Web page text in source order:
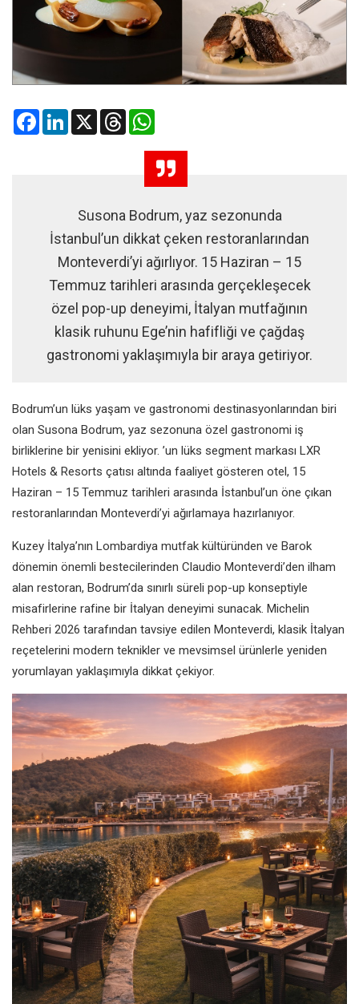
FacebookLinkedIn
X Threads
Susona Bodrum, yaz sezonunda
İstanbul’un dikkat çeken restoranlarından
Monteverdi’yi ağırlıyor. 15 Haziran – 15
Temmuz tarihleri arasında gerçekleşecek
özel pop-up deneyimi, İtalyan mutfağının
klasik ruhunu Ege’nin hafifliği ve çağdaş
gastronomi yaklaşımıyla bir araya getiriyor.
Bodrum’un lüks yaşam ve gastronomi destinasyonlarından biri
olan Susona Bodrum, yaz sezonuna özel gastronomi iş
birliklerine bir yenisini ekliyor. ’un lüks segment markası LXR
Hotels & Resorts çatısı altında faaliyet gösteren otel, 15
Haziran – 15 Temmuz tarihleri arasında İstanbul’un öne çıkan
restoranlarından Monteverdi’yi ağırlamaya hazırlanıyor.
Kuzey İtalya’nın Lombardiya mutfak kültüründen ve Barok
dönemin önemli bestecilerinden Claudio Monteverdi’den ilham
alan restoran, Bodrum’da sınırlı süreli pop-up konseptiyle
misafirlerine rafine bir İtalyan deneyimi sunacak. Michelin
Rehberi 2026 tarafından tavsiye edilen Monteverdi, klasik İtalyan
reçetelerini modern teknikler ve mevsimsel ürünlerle yeniden
yorumlayan yaklaşımıyla dikkat çekiyor.